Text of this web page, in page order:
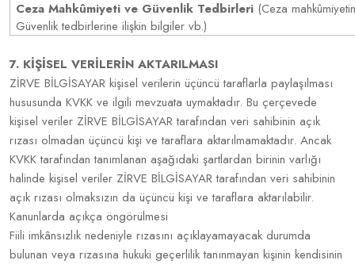
Ceza Mahkûmiyeti ve Güvenlik Tedbirleri (Ceza
Güvenlik tedbirlerine ilişkin bilgiler vb.)
7. KİŞİSEL VERİLERİN AKTARILMASI
ZİRVE BİLGİSAYAR kişisel verilerin üçüncü taraflarla paylaşılması
hususunda KVKK ve ilgili mevzuata uymaktadır. Bu çerçevede
kişisel veriler ZİRVE BİLGİSAYAR tarafından veri sahibinin açık
rızası olmadan üçüncü kişi ve taraflara aktarılmamaktadır. Ancak
KVKK tarafından tanımlanan aşağıdaki şartlardan birinin varlığı
halinde kişisel veriler ZİRVE BİLGİSAYAR tarafından veri sahibinin
açık rızası olmaksızın da üçüncü kişi ve taraflara aktarılabilir.
Kanunlarda açıkça öngörülmesi
Fiili imkânsızlık nedeniyle rızasını açıklayamayacak durumda
bulunan veya rızasına hukuki geçerlilik tanınmayan kişinin kendisinin